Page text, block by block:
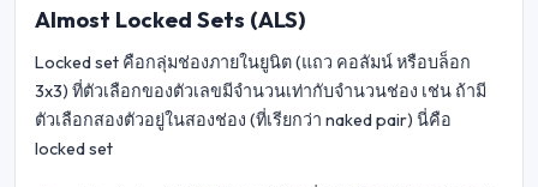
Almost Locked Sets (ALS)
Locked set คือกลุ่มช่องภายในยูนิต (แถว คอลัมน์ หรือบล็อก
3x3) ที่ตัวเลือกของตัวเลขมีจำนวนเท่ากับจำนวนช่อง เช่น ถ้ามี
ตัวเลือกสองตัวอยู่ในสองช่อง (ที่เรียกว่า naked pair) นี่คือ
locked set